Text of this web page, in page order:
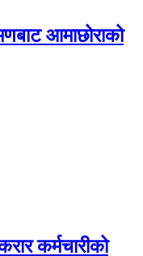
आमाछोराको
कर्मचारीको